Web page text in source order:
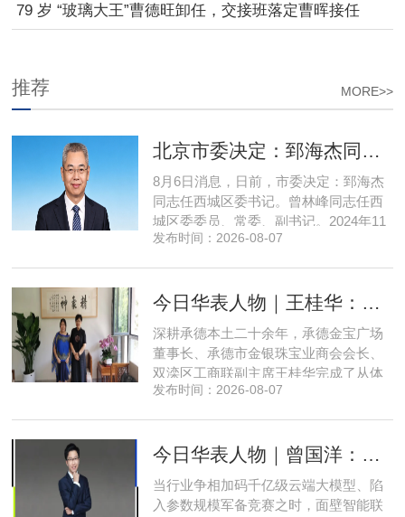
79 岁 “玻璃大王”曹德旺卸任，交接班落定曹晖接任
MORE>>
推荐
北京市委决定：郅海杰同志任西城区委书记
8月6日消息，日前，市委决定：郅海杰
同志任西城区委书记。曾林峰同志任西
城区委委员、常委、副书记。2024年11
月，郅海杰任北京市西城区委副书记，
记、区长。至此番履新。郅海杰，男，
职研究生，中共党员。曾任北京
发布时间：2026-08-07
今日华表人物｜王桂华：扎根承德守本心，三度跨界深耕本土实业新征程
深耕承德本土二十余年，承德金宝广场
董事长、承德市金银珠宝业商会会长、
双滦区工商联副主席王桂华完成了从体
制内从业者、玉石珠宝创业者，到地产
来，三四线城市创业最忌讳浮躁跟风、
立足本地需求顺势迭代，方能穿
发布时间：2026-08-07
今日华表人物｜曾国洋：弃参数内卷，以知识密度铸就端侧 AI 新未来
当行业争相加码千亿级云端大模型、陷
入参数规模军备竞赛之时，面壁智能联